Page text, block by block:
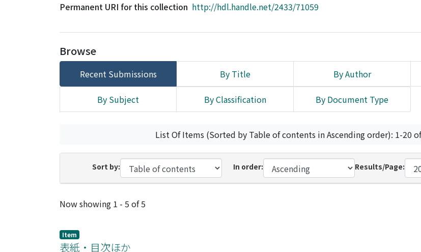
Permanent URI for this collection http://hdl.handle.net/2433/71059
Browse
Recent Submissions By Title By Author
By Subject By Classification By Document Type
List Of Items (Sorted by Table of contents in Ascending order): 1-20
Sort by: In order: Results/Page:
Recent Submissions
Now showing 1 - 5 of 5
Item
表紙・目次ほか